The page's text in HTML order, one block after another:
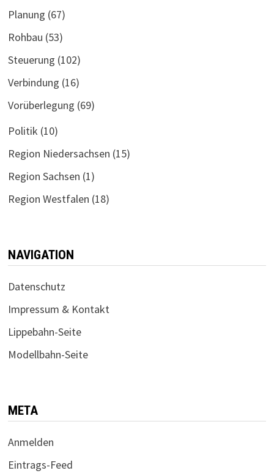
Planung (67)
Rohbau (53)
Steuerung (102)
Verbindung (16)
Vorüberlegung (69)
Politik (10)
Region Niedersachsen (15)
Region Sachsen (1)
Region Westfalen (18)
NAVIGATION
Datenschutz
Impressum & Kontakt
Lippebahn-Seite
Modellbahn-Seite
META
Anmelden
Eintrags-Feed